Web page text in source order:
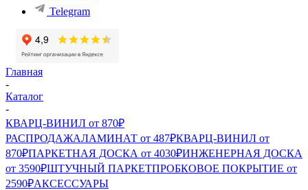
Telegram
Главная
-
Каталог
-
КВАРЦ-ВИНИЛ от 870₽
РАСПРОДАЖАЛАМИНАТ от 487₽КВАРЦ-ВИНИЛ от
870₽ПАРКЕТНАЯ ДОСКА от 4030₽ИНЖЕНЕРНАЯ ДОСКА
от 3590₽ШТУЧНЫЙ ПАРКЕТПРОБКОВОЕ ПОКРЫТИЕ от
2590₽АКСЕССУАРЫ